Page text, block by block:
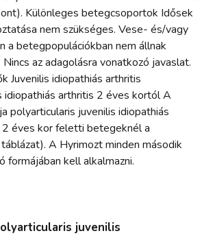
Különleges betegcsoportok Idősek
nem szükséges. Vese- és/vagy
a betegpopulációkban nem állnak
az adagolásra vonatkozó javaslat.
Juvenilis idiopathiás arthritis
idiopathiás arthritis 2 éves kortól A
polyarticularis juvenilis idiopathiás
éves kor feletti betegeknél a
A Hyrimozt minden második
formájában kell alkalmazni.
juvenilis